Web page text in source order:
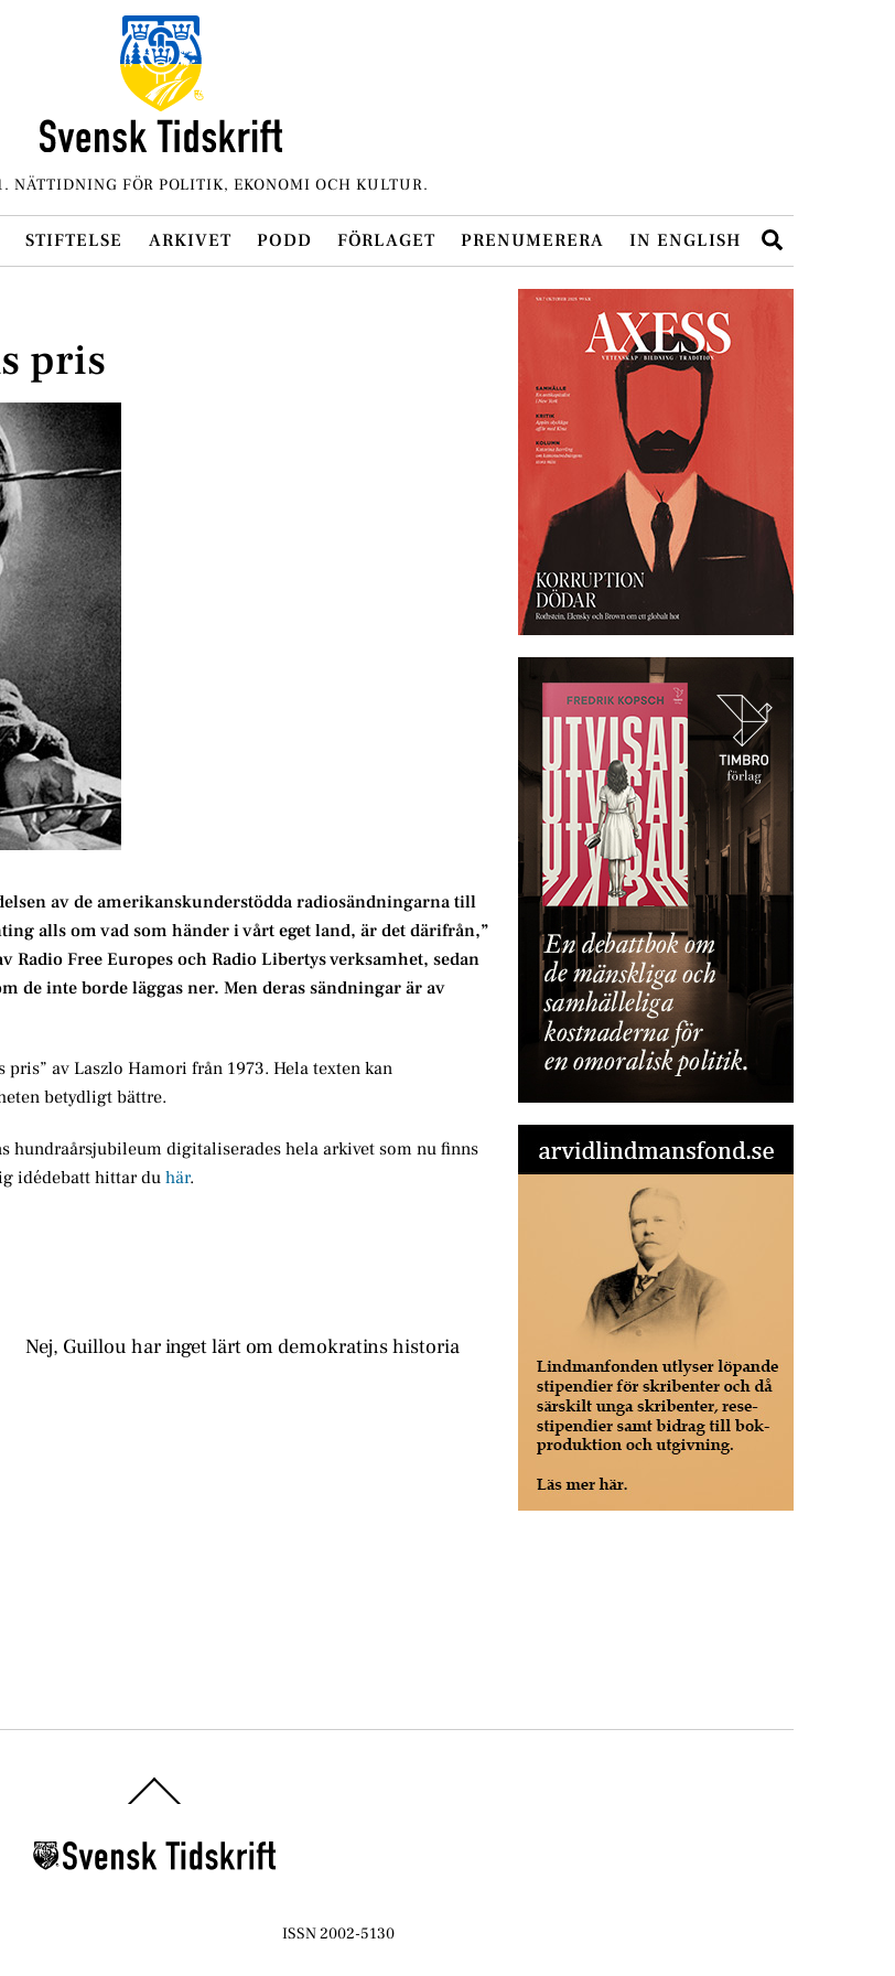
NÄTTIDNING FÖR POLITIK, EKONOMI OCH KULTUR.
STIFTELSE ARKIVET PODD FÖRLAGET PRENUMERERA IN ENGLISH
pris
av de amerikanskunderstödda radiosändningarna till
alls om vad som händer i vårt eget land, är det därifrån,”
Free Europes och Radio Libertys verksamhet, sedan
de inte borde läggas ner. Men deras sändningar är av
av Laszlo Hamori från 1973. Hela texten kan
betydligt bättre.
hundraårsjubileum digitaliserades hela arkivet som nu finns
idédebatt hittar du här.
Nej, Guillou har inget lärt om demokratins historia
To
ISSN 2002-5130